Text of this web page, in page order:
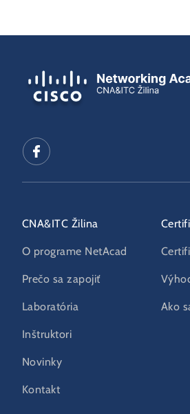
CNA&ITC Žilina
O programe NetAcad
Prečo sa zapojiť
Laboratória
Inštruktori
Novinky
Kontakt
Ako